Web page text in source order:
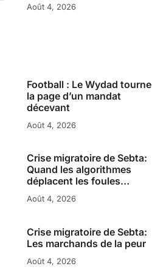
Août 4, 2026
Football : Le Wydad tourne
la page d’un mandat
décevant
Août 4, 2026
Crise migratoire de Sebta:
Quand les algorithmes
déplacent les foules…
Août 4, 2026
Crise migratoire de Sebta:
Les marchands de la peur
Août 4, 2026